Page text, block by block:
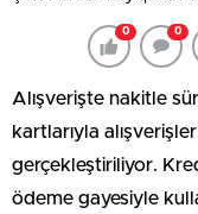
0 0
Alışverişte nakitle
kartlarıyla
gerçekleştiriliyor.
ödeme gayesiyle